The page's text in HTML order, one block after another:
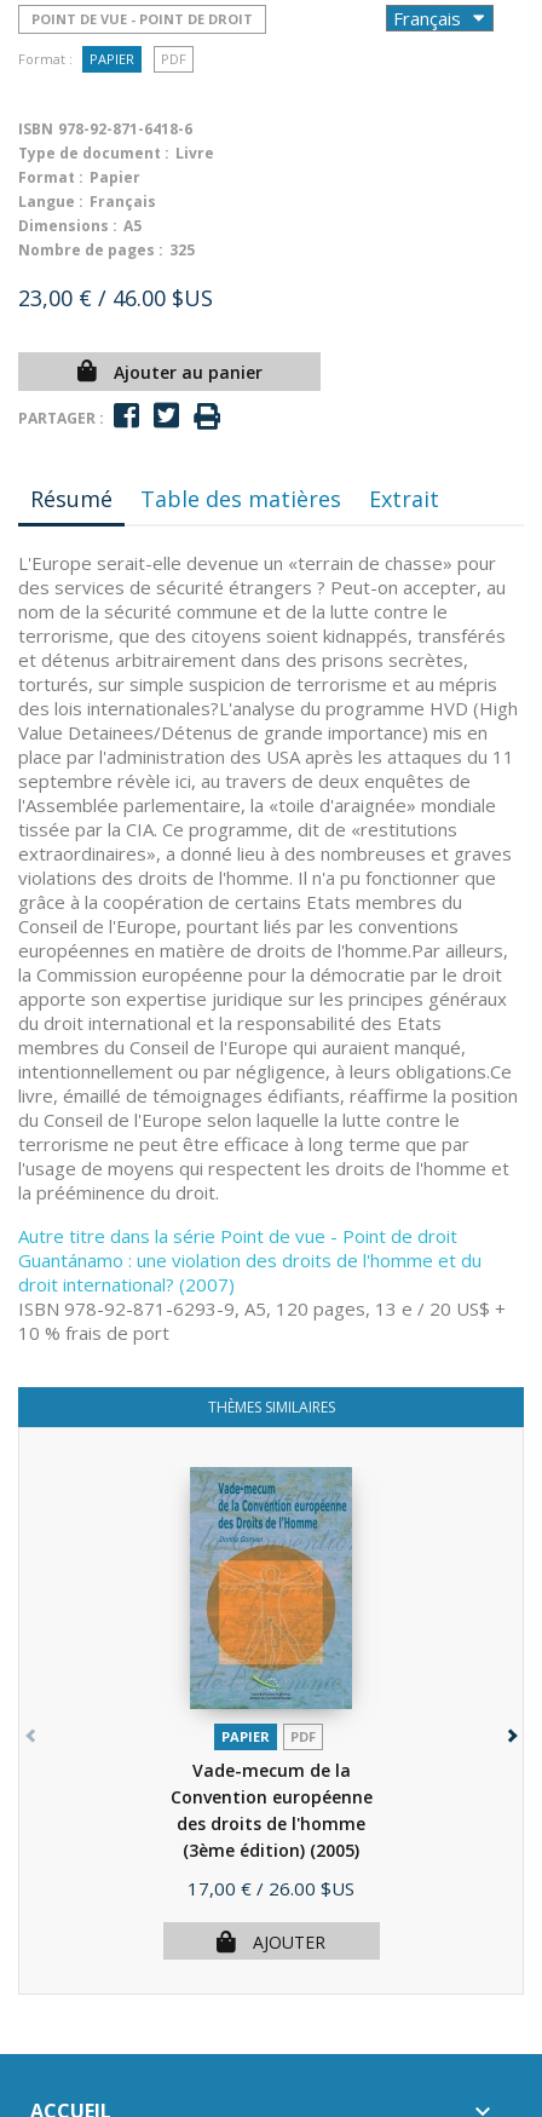
POINT DE VUE - POINT DE DROIT
Format : PAPIER PDF
ISBN 978-92-871-6418-6
Type de document : Livre
Format : Papier
Langue : Français
Dimensions : A5
Nombre de pages : 325
23,00 € / 46.00 $US
Ajouter au panier
PARTAGER :
Résumé Table des matières Extrait
L'Europe serait-elle devenue un «terrain de chasse» pour
des services de sécurité étrangers ? Peut-on accepter, au
nom de la sécurité commune et de la lutte contre le
terrorisme, que des citoyens soient kidnappés, transférés
et détenus arbitrairement dans des prisons secrètes,
torturés, sur simple suspicion de terrorisme et au mépris
des lois internationales?L'analyse du programme HVD (High
Value Detainees/Détenus de grande importance) mis en
place par l'administration des USA après les attaques du 11
septembre révèle ici, au travers de deux enquêtes de
l'Assemblée parlementaire, la «toile d'araignée» mondiale
tissée par la CIA. Ce programme, dit de «restitutions
extraordinaires», a donné lieu à des nombreuses et graves
violations des droits de l'homme. Il n'a pu fonctionner que
grâce à la coopération de certains Etats membres du
Conseil de l'Europe, pourtant liés par les conventions
européennes en matière de droits de l'homme.Par ailleurs,
la Commission européenne pour la démocratie par le droit
apporte son expertise juridique sur les principes généraux
du droit international et la responsabilité des Etats
membres du Conseil de l'Europe qui auraient manqué,
intentionnellement ou par négligence, à leurs obligations.Ce
livre, émaillé de témoignages édifiants, réaffirme la position
du Conseil de l'Europe selon laquelle la lutte contre le
terrorisme ne peut être efficace à long terme que par
l'usage de moyens qui respectent les droits de l'homme et
la prééminence du droit.
Autre titre dans la série Point de vue - Point de droit
Guantánamo : une violation des droits de l'homme et du
droit international? (2007)
ISBN 978-92-871-6293-9, A5, 120 pages, 13 e / 20 US$ +
10 % frais de port
THÈMES SIMILAIRES
PAPIER PDF
Vade-mecum de la
Convention européenne
des droits de l'homme
(3ème édition) (2005)
Prix
17,00 € / 26.00 $US
AJOUTER
ACCUEIL